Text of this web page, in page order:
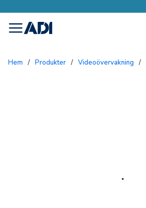
menu
Hem / Produkter / Videoövervakning /